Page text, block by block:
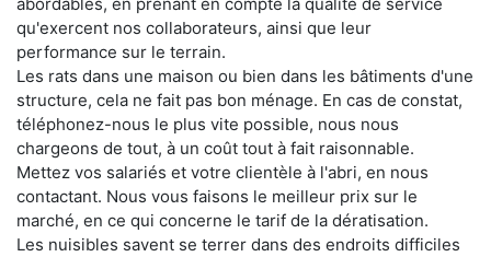
abordables, en prenant en compte la qualité de service
qu'exercent nos collaborateurs, ainsi que leur
performance sur le terrain.
Les rats dans une maison ou bien dans les bâtiments d'une
structure, cela ne fait pas bon ménage. En cas de constat,
téléphonez-nous le plus vite possible, nous nous
chargeons de tout, à un coût tout à fait raisonnable.
Mettez vos salariés et votre clientèle à l'abri, en nous
contactant. Nous vous faisons le meilleur prix sur le
marché, en ce qui concerne le tarif de la dératisation.
Les nuisibles savent se terrer dans des endroits difficiles